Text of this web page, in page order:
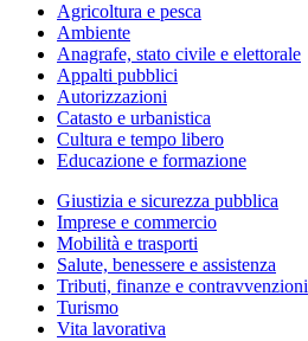
Agricoltura e pesca
Ambiente
Anagrafe, stato civile e elettorale
Appalti pubblici
Autorizzazioni
Catasto e urbanistica
Cultura e tempo libero
Educazione e formazione
Giustizia e sicurezza pubblica
Imprese e commercio
Mobilità e trasporti
Salute, benessere e assistenza
Tributi, finanze e contravvenzioni
Turismo
Vita lavorativa